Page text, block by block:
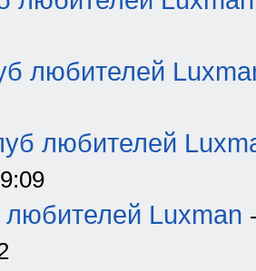
любителей
любителей
Luxman